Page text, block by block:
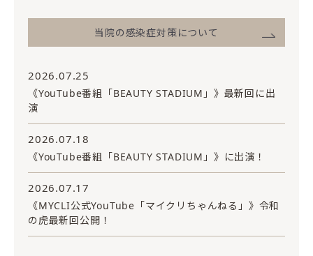
当院の感染症対策について
2026.07.25
《YouTube番組「BEAUTY STADIUM」》最新回に出
演
2026.07.18
《YouTube番組「BEAUTY STADIUM」》に出演！
2026.07.17
《MYCLI公式YouTube「マイクリちゃんねる」》令和
の虎最新回公開！